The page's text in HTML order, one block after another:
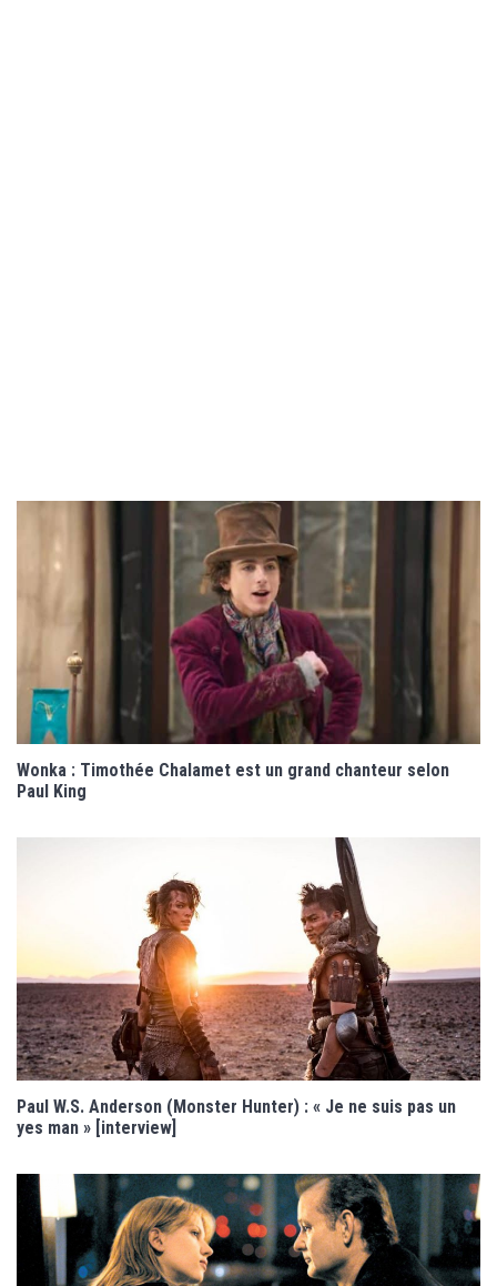
Wonka : Timothée Chalamet est un grand chanteur selon
Paul King
Paul W.S. Anderson (Monster Hunter) : « Je ne suis pas un
yes man » [interview]